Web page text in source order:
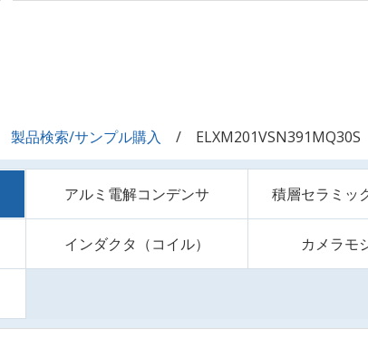
製品検索/サンプル購入 ELXM201VSN391MQ30S
アルミ電解コンデンサ 積層セラミッ
インダクタ（コイル） カメラモ